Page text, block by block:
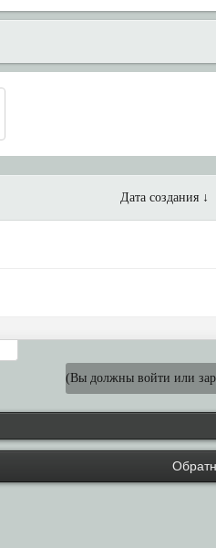
Дата создания ↓
(Вы должны войти или